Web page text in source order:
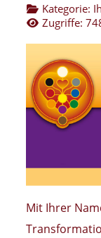
Kategorie:
Zugriffe:
Mit Ihrer